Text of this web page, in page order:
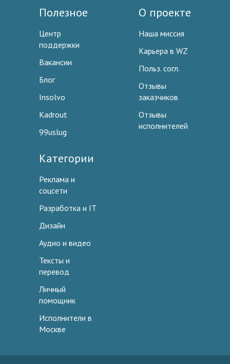
Полезное
Центр
поддержки
Вакансии
Блог
Insolvo
Kadrout
99uslug
О проекте
Наша миссия
Карьера в WZ
Польз. согл.
Отзывы
заказчиков
Отзывы
исполнителей
Категории
Реклама и
соцсети
Разработка и IT
Дизайн
Аудио и видео
Тексты и
перевод
Личный
помощник
Исполнители в
Москве